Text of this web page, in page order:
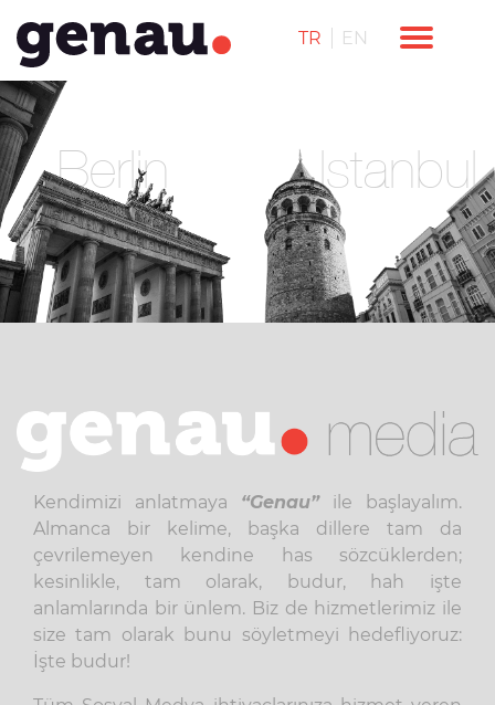
TR EN
Berlin Istanbul
Kendimizi anlatmaya “Genau”ile başlayalım.
Almanca bir kelime, başka dillere tam da
çevrilemeyen kendine has sözcüklerden;
kesinlikle, tam olarak, budur, hah işte
anlamlarında bir ünlem. Biz de hizmetlerimiz ile
size tam olarak bunu söyletmeyi hedefliyoruz:
İşte budur!